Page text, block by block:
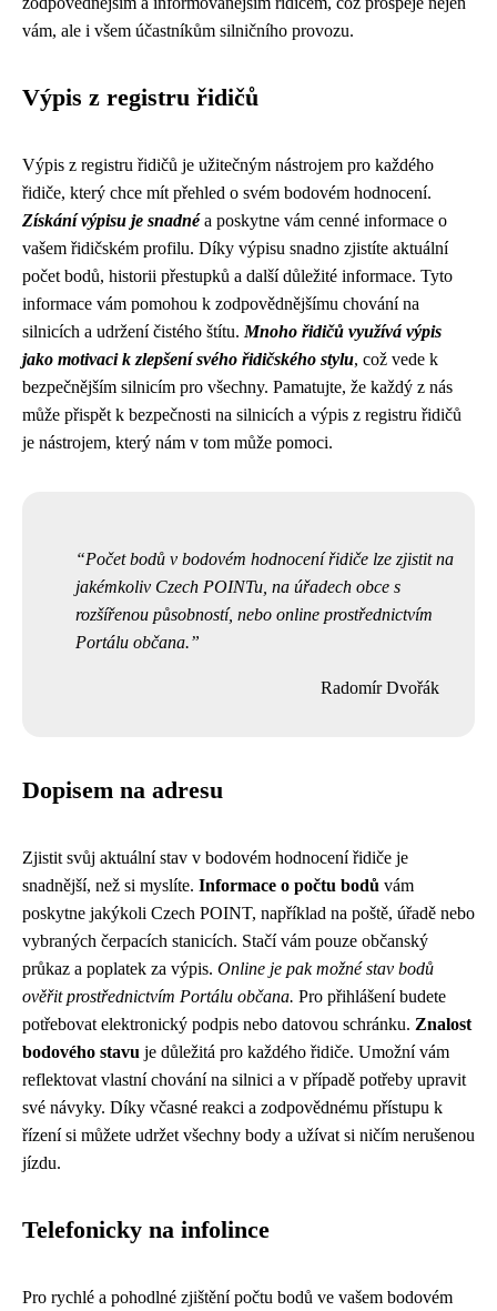
vám, ale i všem účastníkům silničního provozu.
Výpis z registru řidičů
Výpis z registru řidičů je užitečným nástrojem pro každého
řidiče, který chce mít přehled o svém bodovém hodnocení.
Získání výpisu je snadnéa poskytne vám cenné informace o
vašem řidičském profilu. Díky výpisu snadno zjistíte aktuální
počet bodů, historii přestupků a další důležité informace. Tyto
informace vám pomohou k zodpovědnějšímu chování na
silnicích a udržení čistého štítu. Mnoho řidičů využívá výpis
jako motivaci k zlepšení svého řidičského stylu, což vede k
bezpečnějším silnicím pro všechny. Pamatujte, že každý z nás
může přispět k bezpečnosti na silnicích a výpis z registru řidičů
je nástrojem, který nám v tom může pomoci.
Počet bodů v bodovém hodnocení řidiče lze zjistit na
jakémkoliv Czech POINTu, na úřadech obce s
rozšířenou působností, nebo online prostřednictvím
Portálu občana.
Radomír Dvořák
Dopisem na adresu
Zjistit svůj aktuální stav v bodovém hodnocení řidiče je
snadnější, než si myslíte. Informace o počtu bodů vám
poskytne jakýkoli Czech POINT, například na poště, úřadě nebo
vybraných čerpacích stanicích. Stačí vám pouze občanský
průkaz a poplatek za výpis. Online je pak možné stav bodů
ověřit prostřednictvím Portálu občana. Pro přihlášení budete
potřebovat elektronický podpis nebo datovou schránku. Znalost
bodového stavu je důležitá pro každého řidiče. Umožní vám
reflektovat vlastní chování na silnici a v případě potřeby upravit
své návyky. Díky včasné reakci a zodpovědnému přístupu k
řízení si můžete udržet všechny body a užívat si ničím nerušenou
jízdu.
Telefonicky na infolince
Pro rychlé a pohodlné zjištění počtu bodů ve vašem bodovém